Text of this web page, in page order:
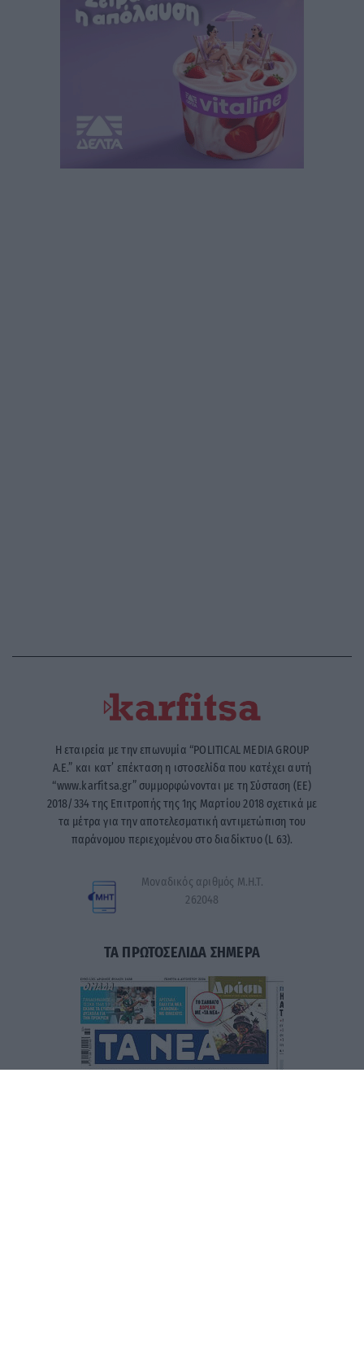
Η εταιρεία με την επωνυμία “POLITICAL MEDIA GROUP
A.E.” και κατ’ επέκταση η ιστοσελίδα που κατέχει αυτή
“www.karfitsa.gr” συμμορφώνονται με τη Σύσταση (ΕΕ)
2018/334 της Επιτροπής της 1ης Μαρτίου 2018 σχετικά με
τα μέτρα για την αποτελεσματική αντιμετώπιση του
παράνομου περιεχομένου στο διαδίκτυο (L 63).
Μοναδικός αριθμός Μ.Η.Τ.
262048
ΤΑ ΠΡΩΤΟΣΕΛΙΔΑ ΣΗΜΕΡΑ